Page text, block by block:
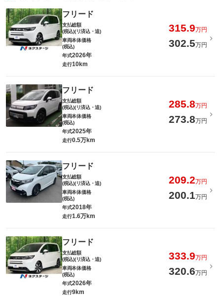
フリード
支払総額
(税込)(リ済込・追)
315.9万円
車両本体価格
(税込)
302.5万円
年式2026年
走行10km
フリード
支払総額
(税込)(リ済込・追)
285.8万円
車両本体価格
(税込)
273.8万円
年式2025年
走行0.5万km
フリード
支払総額
(税込)(リ済込・追)
209.2万円
車両本体価格
(税込)
200.1万円
年式2018年
走行1.6万km
フリード
支払総額
(税込)(リ済込・追)
333.9万円
車両本体価格
(税込)
320.6万円
年式2026年
走行9km